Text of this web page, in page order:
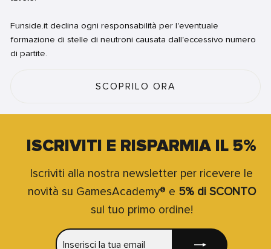
Funside.it declina ogni responsabilità per l'eventuale
formazione di stelle di neutroni causata dall'eccessivo numero
di partite.
SCOPRILO ORA
ISCRIVITI E RISPARMIA IL 5%
Iscriviti alla nostra newsletter per ricevere le
novità su GamesAcademy® e 5% di SCONTO
sul tuo primo ordine!
LA